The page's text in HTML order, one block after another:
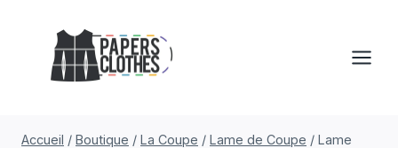
contenu
Accueil / Boutique / La Coupe / Lame de Coupe / Lame